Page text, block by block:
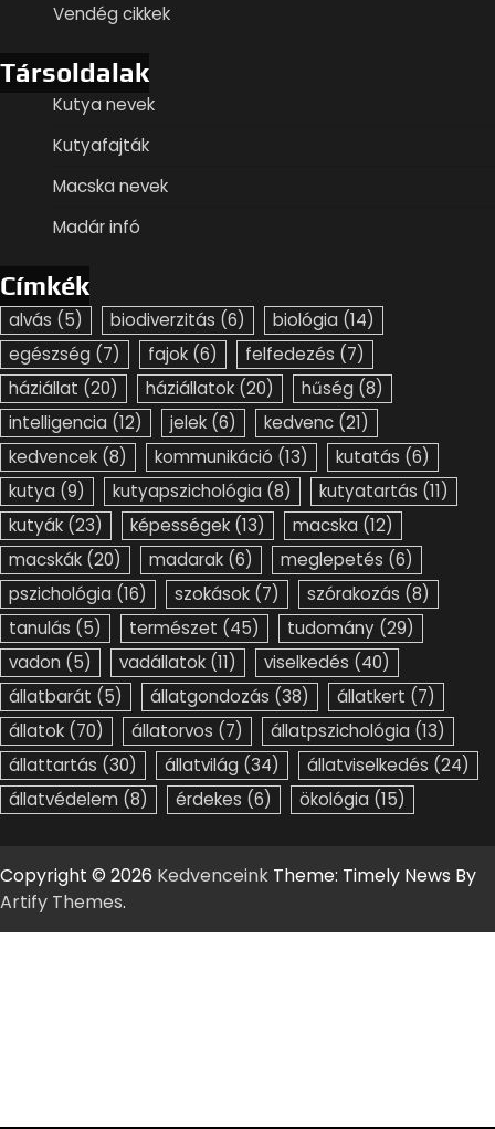
Vendég cikkek
Társoldalak
Kutya nevek
Kutyafajták
Macska nevek
Madár infó
Címkék
alvás (5) biodiverzitás (6) biológia (14)
egészség (7) fajok (6) felfedezés (7)
háziállat (20) háziállatok (20) hűség (8)
intelligencia (12) jelek (6) kedvenc (21)
kedvencek (8) kommunikáció (13) kutatás (6)
kutya (9) kutyapszichológia (8) kutyatartás (11)
kutyák (23) képességek (13) macska (12)
macskák (20) madarak (6) meglepetés (6)
pszichológia (16) szokások (7) szórakozás (8)
tanulás (5) természet (45) tudomány (29)
vadon (5) vadállatok (11) viselkedés (40)
állatbarát (5) állatgondozás (38) állatkert (7)
állatok (70) állatorvos (7) állatpszichológia (13)
állattartás (30) állatvilág (34) állatviselkedés (24)
állatvédelem (8) érdekes (6) ökológia (15)
Copyright © 2026 Kedvenceink Theme: Timely News By
Artify Themes.